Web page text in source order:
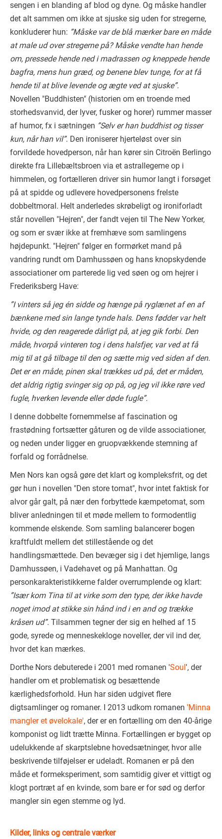
sengen i en blanding af blod og dyne. Og måske handler
det alt sammen om ikke at sjuske sig uden for stregerne,
konkluderer hun: ”Måske var de blå mærker bare en måde
at male ud over stregerne på? Måske vendte han hende
om, pressede hende ned i madrassen og kneppede hende
bagfra, mens hun græd, og benene blev tunge, for at få
hende til at blive levende og ægte ved at sjuske”.
Novellen "Buddhisten" (historien om en troende med
storhedsvanvid, der lyver, fusker og horer) rummer masser
af humor, fx i sætningen ”Selv er han buddhist og tisser
kun, når han vil”. Den ironiserer hjerteløst over sin
forvildede hovedperson, når han kører sin Citroën Berlingo
direkte fra Lillebæltsbroen via et astrallegeme op i
himmelen, og fortælleren driver sin humor langt i forsøget
på at spidde og udlevere hovedpersonens frelste
dobbeltmoral. Helt anderledes skrøbeligt og ironiforladt
står novellen "Hejren", der fandt vejen til The New Yorker,
og som er svær ikke at fremhæve som samlingens
højdepunkt. "Hejren" følger en formørket mand på
vandring rundt om Damhussøen og hans knopskydende
associationer om parterede lig ved søen og om hejrer i
Frederiksberg Have:
”I vinters så jeg én sidde og hænge på ryglænet af en af
bænkene med sin lange tynde hals. Dens fødder var helt
hvide, og den reagerede dårligt på, at jeg gik forbi. Den
måde, hvorpå vinteren tog i dens halsfjer, var ved at få
mig til at gå tilbage til den og sætte mig ved siden af den.
Det er en måde, pinen skal trækkes ud på, det er måden,
det aldrig rigtig svinger sig op på, og jeg vil ikke røre ved
fugle, hverken levende eller døde fugle”.
I denne dobbelte fornemmelse af fascination og
frastødning fortsætter gåturen og de vilde associationer,
og neden under ligger en gruopvækkende stemning af
forfald og forrådnelse.
Men Nors kan også gøre det klart og kompleksfrit, og det
gør hun i novellen "Den store tomat", hvor intet faktisk for
alvor går galt, på nær den forbyttede kæmpetomat, som
bliver anledningen til et møde mellem to formodentlig
kommende elskende. Som samling balancerer bogen
kraftfuldt mellem det stillestående og det
handlingsmættede. Den bevæger sig i det hjemlige, langs
Damhussøen, i Vadehavet og på Manhattan. Og
personkarakteristikkerne falder overrumplende og klart:
”Især kom Tina til at virke som den type, der ikke havde
noget imod at stikke sin hånd ind i en and og trække
kråsen ud”. Tilsammen tegner der sig en helhed af 15
gode, syrede og menneskekloge noveller, der vil ind der,
hvor det kan mærkes.
Dorthe Nors debuterede i 2001 med romanen 'Soul', der
handler om et problematisk og besættende
kærlighedsforhold. Hun har siden udgivet flere
digtsamlinger og romaner. I 2013 udkom romanen 'Minna
mangler et øvelokale', der er en fortælling om den 40-årige
komponist og lidt trætte Minna. Fortællingen er bygget op
udelukkende af skarptslebne hovedsætninger, hvor alle
beskrivende tilføjelser er udeladt. Romanen er på den
måde et formeksperiment, som samtidig giver et vittigt og
klogt portræt af en kvinde, som bare er for sød og derfor
mangler sin egen stemme og lyd.
Kilder, links og centrale værker